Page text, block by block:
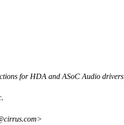
for HDA and ASoC Audio drivers